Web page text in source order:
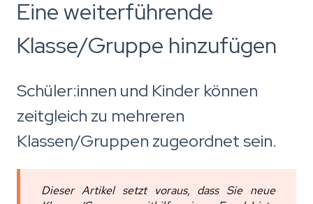
Eine weiterführende
Klasse/Gruppe hinzufügen
Schüler:innen und Kinder können
zeitgleich zu mehreren
Klassen/Gruppen zugeordnet sein.
Dieser Artikel setzt voraus, dass Sie neue